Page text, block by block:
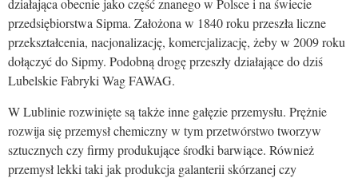
działająca obecnie jako część znanego w Polsce i na świecie
przedsiębiorstwa Sipma. Założona w 1840 roku przeszła liczne
przekształcenia, nacjonalizację, komercjalizację, żeby w 2009 roku
dołączyć do Sipmy. Podobną drogę przeszły działające do dziś
Lubelskie Fabryki Wag FAWAG.
W Lublinie rozwinięte są także inne gałęzie przemysłu. Prężnie
rozwija się przemysł chemiczny w tym przetwórstwo tworzyw
sztucznych czy firmy produkujące środki barwiące. Również
przemysł lekki taki jak produkcja galanterii skórzanej czy